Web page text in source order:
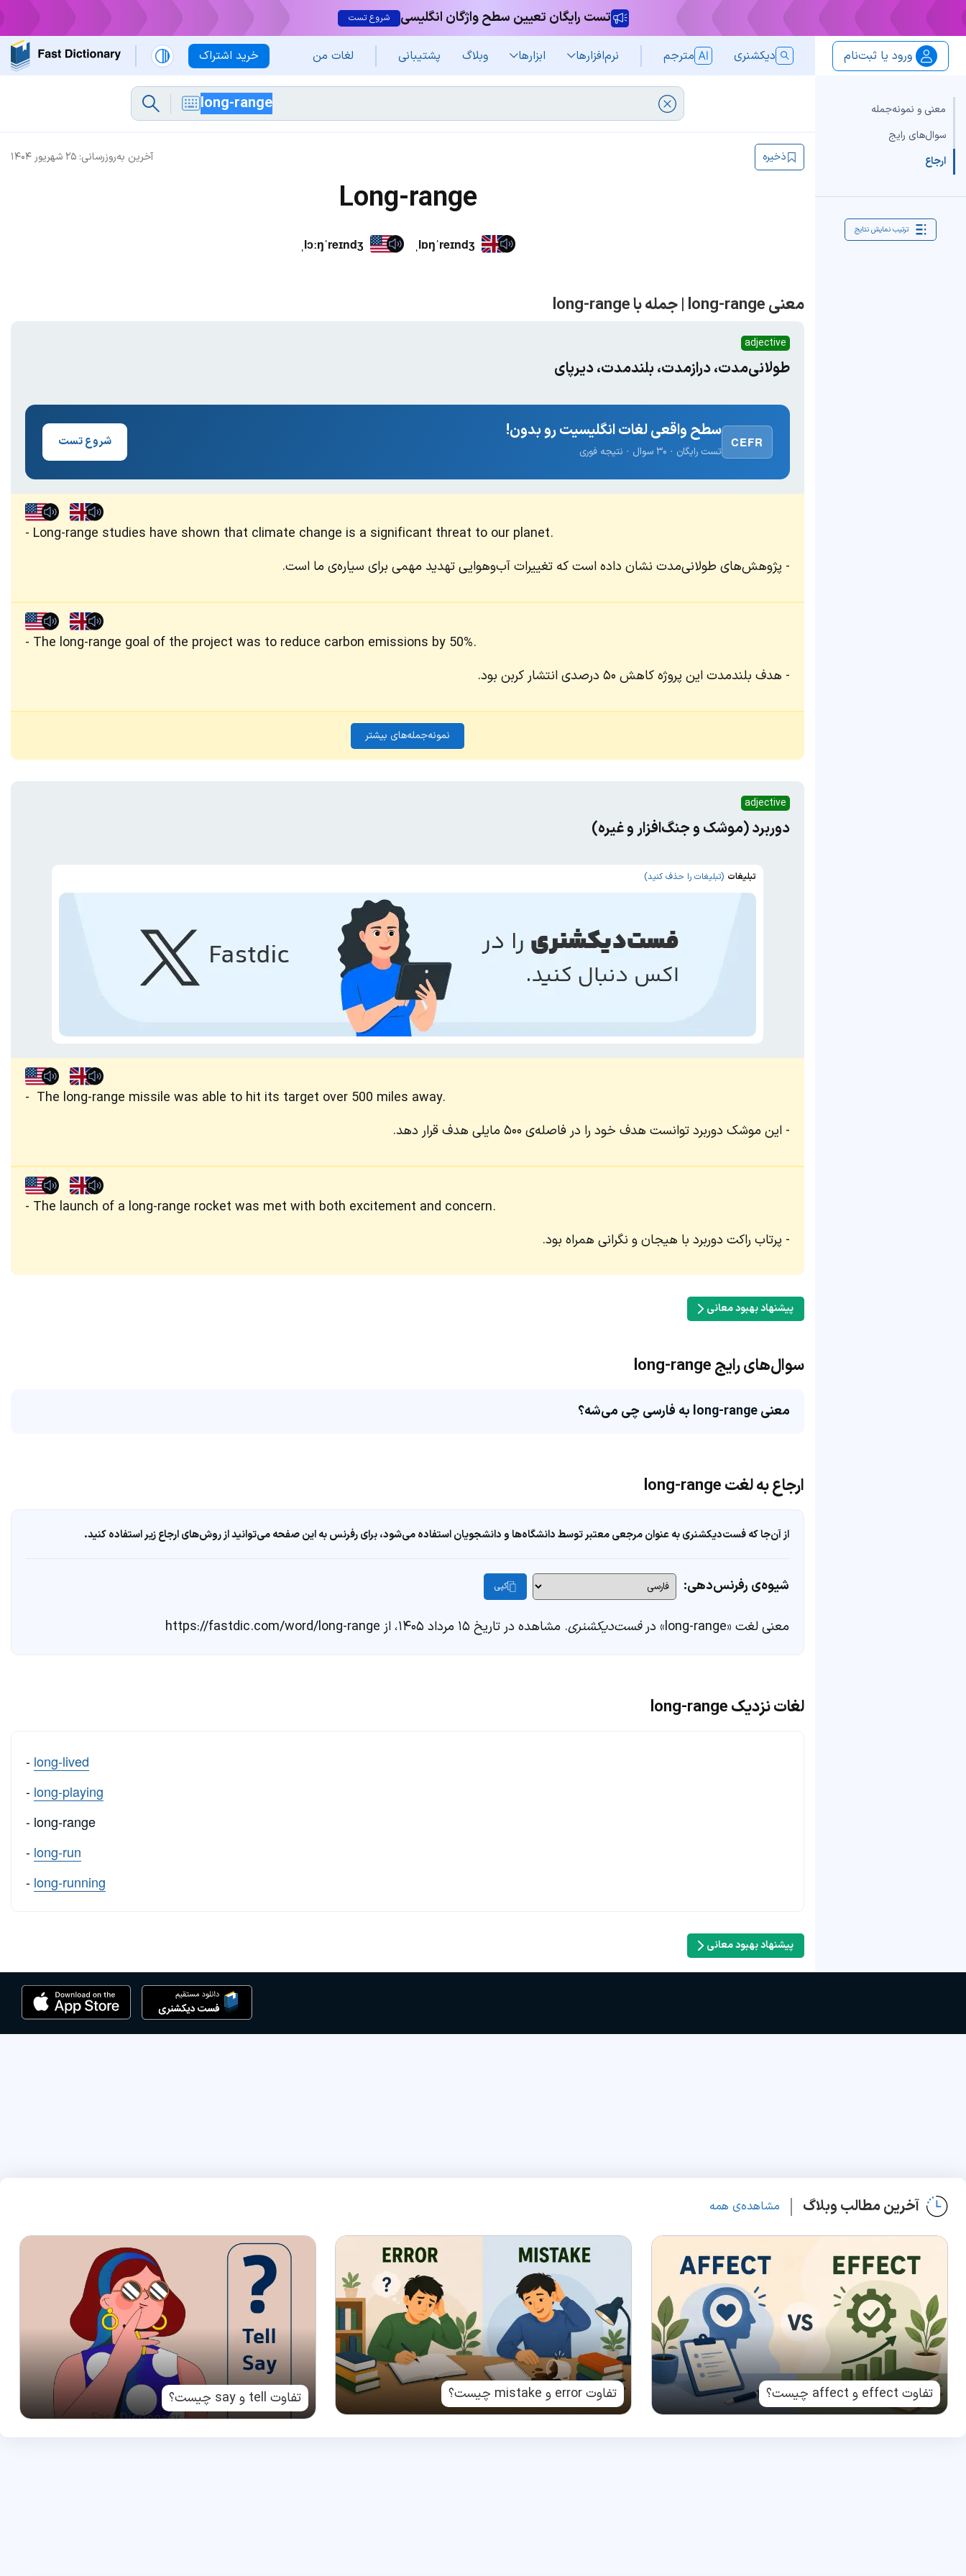
تست رایگان تعیین سطح واژگان انگلیسی شروع تست
خرید اشتراک ورود یا ثبت‌نام دیکشنری مترجم نرم‌افزار‌ها ابزارها وبلاگ پشتیبانی لغات من
معنی و نمونه‌جمله
سوال‌های رایج
ارجاع
ترتیب نمایش نتایج
آخرین به‌روزرسانی: ۲۵ شهریور ۱۴۰۴ ذخیره
Long-range
ˌlɔːŋˈreɪndʒ ˌlɒŋˈreɪndʒ
معنی long-range | جمله با long-range
adjective
طولانی‌مدت، درازمدت، بلندمدت، دیرپای
CEFR
سطح واقعی لغات انگلیسیت رو بدون!
تست رایگان · ۳۰ سوال · نتیجه فوری
شروع تست
Long-range studies have shown that climate change is a significant threat to our planet.
پژوهش‌های طولانی‌مدت نشان داده است که تغییرات آب‌وهوایی تهدید مهمی برای سیاره‌ی ما است.
The long-range goal of the project was to reduce carbon emissions by 50%.
هدف بلندمدت این پروژه کاهش ۵۰ درصدی انتشار کربن بود.
نمونه‌جمله‌های بیشتر
adjective
دور‌برد (موشک و جنگ‌افزار و غیره)
تبلیغات (تبلیغات را حذف کنید)
The long-range missile was able to hit its target over 500 miles away.
این موشک دوربرد توانست هدف خود را در فاصله‌ی ۵۰۰ مایلی هدف قرار دهد.
The launch of a long-range rocket was met with both excitement and concern.
پرتاب راکت دوربرد با هیجان و نگرانی همراه بود.
پیشنهاد بهبود معانی
سوال‌های رایج long-range
معنی long-range به فارسی چی می‌شه؟
ارجاع به لغت long-range
از آن‌جا که فست‌دیکشنری به عنوان مرجعی معتبر توسط دانشگاه‌ها و دانشجویان استفاده می‌شود، برای رفرنس به این صفحه می‌توانید از روش‌های ارجاع زیر استفاده کنید.
شیوه‌ی رفرنس‌دهی: کپی
معنی لغت «long-range» در فست‌دیکشنری. مشاهده در تاریخ ۱۵ مرداد ۱۴۰۵، از https://fastdic.com/word/long-range
لغات نزدیک long-range
- long-lived
- long-playing
- long-range
- long-run
- long-running
پیشنهاد بهبود معانی
آخرین مطالب وبلاگ مشاهده‌ی همه
تفاوت effect و affect چیست؟ تفاوت error و mistake چیست؟ تفاوت tell و say چیست؟